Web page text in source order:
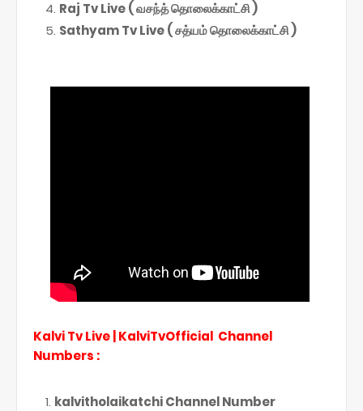
Raj Tv Live ( வசந்த் தொலைக்காட்சி )
Sathyam Tv Live ( சத்யம் தொலைக்காட்சி )
Kalvi Tv Live | KalviTvOfficial Channel
Numbers :
kalvitholaikatchi Channel Number